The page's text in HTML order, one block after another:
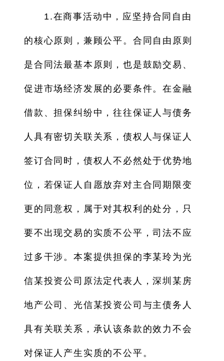
1.在商事活动中，应坚持合同自由
的核心原则，兼顾公平。合同自由原则
是合同法最基本原则，也是鼓励交易、
促进市场经济发展的必要条件。在金融
借款、担保纠纷中，往往保证人与债务
人具有密切关联关系，债权人与保证人
签订合同时，债权人不必然处于优势地
位，若保证人自愿放弃对主合同期限变
更的同意权，属于对其权利的处分，只
要不出现交易的实质不公平，司法不应
过多干涉。本案提供担保的李某玲为光
信某投资公司原法定代表人，深圳某房
地产公司、光信某投资公司与主债务人
具有关联关系，承认该条款的效力不会
对保证人产生实质的不公平。